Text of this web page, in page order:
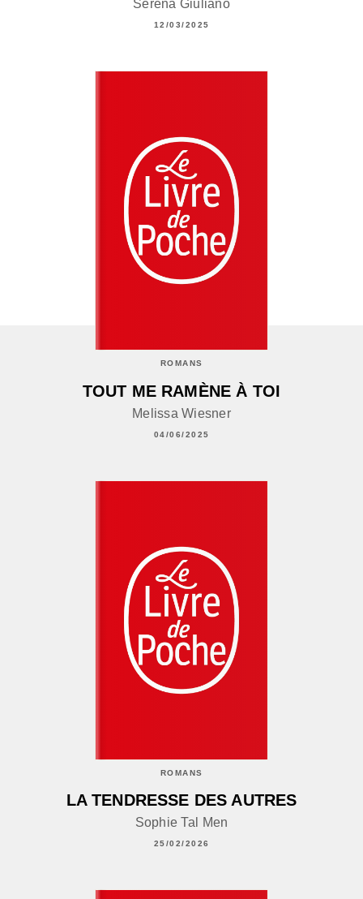
Serena Giuliano
12/03/2025
ROMANS
TOUT ME RAMÈNE À TOI
Melissa Wiesner
04/06/2025
ROMANS
LA TENDRESSE DES AUTRES
Sophie Tal Men
25/02/2026